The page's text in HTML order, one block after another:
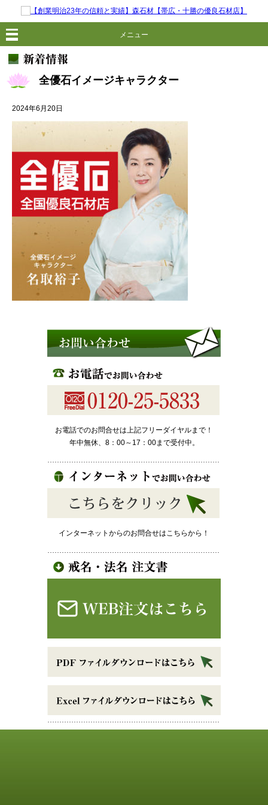
メニュー
全優石イメージキャラクター
2024年6月20日
お電話でのお問合せは上記フリーダイヤルまで！
年中無休、8：00～17：00まで受付中。
インターネットからのお問合せはこちらから！